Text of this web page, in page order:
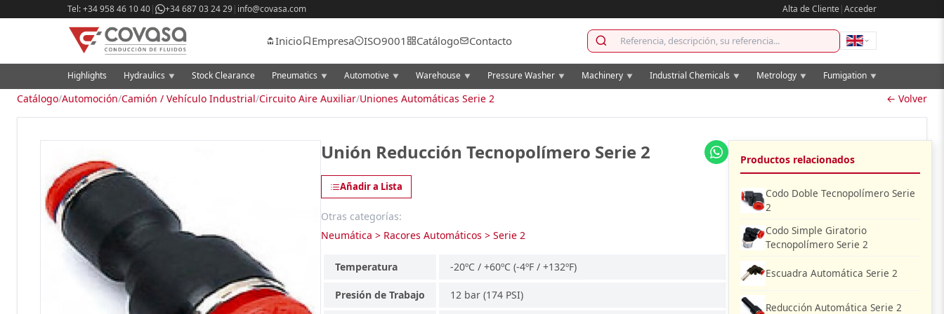
Tel: +34 958 46 10 40| +34 687 03 24 29| info@covasa.com Alta de Cliente|Acceder
Inicio Empresa ISO9001 Catálogo Contacto
Highlights Hydraulics ▼ Stock Clearance Pneumatics ▼ Automotive ▼ Warehouse ▼ Pressure Washer ▼ Machinery ▼ Industrial Chemicals ▼ Metrology ▼ Fumigation ▼
Catálogo/Automoción/Camión / Vehículo Industrial/Circuito Aire Auxiliar/Uniones Automáticas Serie 2 ← Volver
Unión Reducción Tecnopolímero Serie 2
Añadir a Lista
Otras categorías:
Neumática > Racores Automáticos > Serie 2
Temperatura -20ºC / +60ºC (-4ºF / +132ºF)
Presión de Trabajo 12 bar (174 PSI)
Productos relacionados
Codo Doble Tecnopolímero Serie
2
Codo Simple Giratorio
Tecnopolímero Serie 2
Escuadra Automática Serie 2
Reducción Automática Serie 2